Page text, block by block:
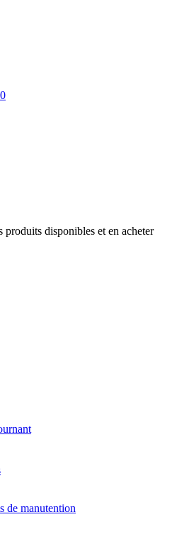
produits disponibles et en acheter
de manutention